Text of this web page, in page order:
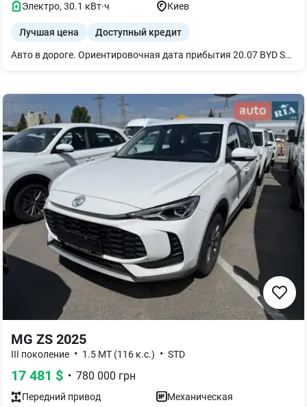
Электро, 30.1 кВт·ч Киев
Лучшая цена Доступный кредит
Авто в дороге. Ориентировочная дата прибытия 20.07 BYD SEAGULL 305KM DYNAMIC EDITION SMART DRIVING Основные характеристики Емкость батареи, кВт 30,1 Мощность, кВт/л.с 55 / 75 Запас хода (CLTC), км 305 Количество мест 4 Максимальная скорость, км/ч 130 Привод Передний Скорость зарядки (медленная/быстрая), ч 4,3 / 0,5 Габариты Тип кузова Хэтчбек Длина (мм) 3780 Ширина (мм) 1715 Высота (мм) 1540 Колесная база (мм) 2500 Оснащенная масса (кг) 1160 Двигатель Максимальная мощность электродвигателя, л.с. 75 Общая максимальная мощность (кВт) 55 Максимальная скорость (км/ч) 130 Крутящий момент (Нм) 135 Количество электромоторов 1 Тип электродвигателя Синхронный на постоянных магнитах Батарея Емкость батареи (кВт/ч) 30,08 Быстрая зарядка (час) 0,5 Медленная зарядка (часов) 4,3 Охлаждение батареи Жидкостное Тип батареи Литий-железо-фосфатная (Blade Battery) Перегрев батареи Да
MG ZS 2025
III поколение • 1.5 MT (116 к.с.) • STD
17 481 $ • 780 000 грн
Передний привод
Механическая